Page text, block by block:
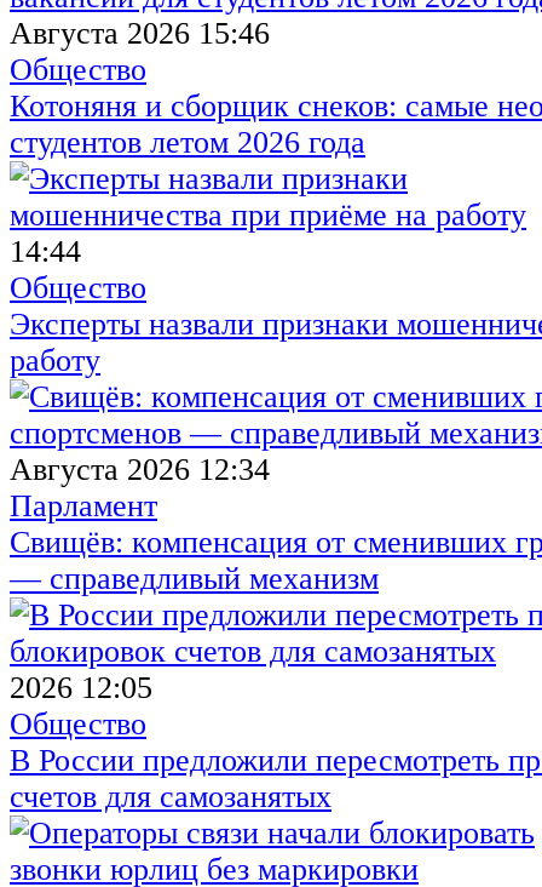
Августа 2026 15:46
Общество
Котоняня и сборщик снеков: самые
студентов летом 2026 года
14:44
Общество
Эксперты назвали признаки
работу
Августа 2026 12:34
Парламент
Свищёв: компенсация от сменивших
— справедливый механизм
2026 12:05
Общество
В России предложили пересмотреть
счетов для самозанятых